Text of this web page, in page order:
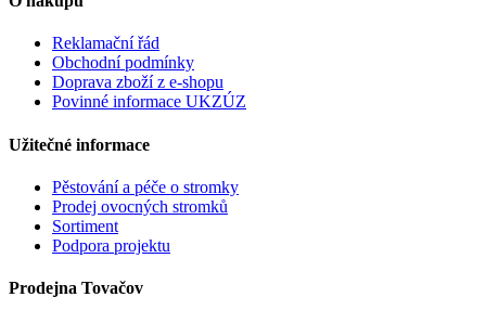
Reklamační řád
Obchodní podmínky
Doprava zboží z e-shopu
Povinné informace UKZÚZ
Užitečné informace
Pěstování a péče o stromky
Prodej ovocných stromků
Sortiment
Podpora projektu
Prodejna Tovačov